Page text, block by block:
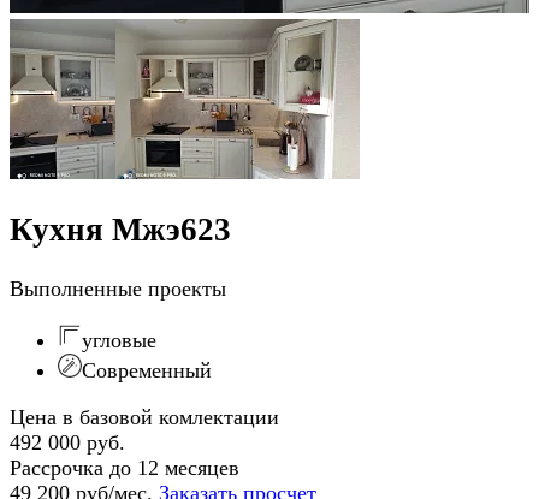
Кухня Мжэ623
Выполненные проекты
угловые
Современный
Цена в базовой комлектации
492 000 руб.
Рассрочка до 12 месяцев
49 200 руб/мес. Заказать просчет